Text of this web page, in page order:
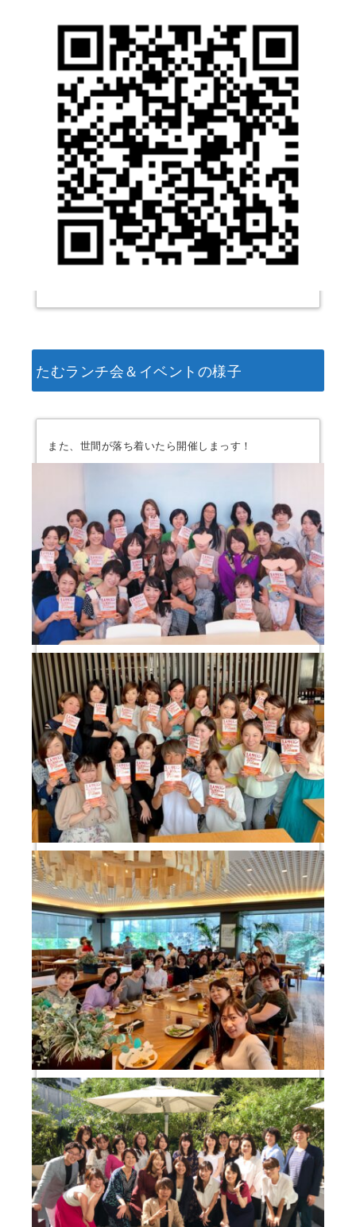
たむランチ会＆イベントの様子
また、世間が落ち着いたら開催しまっす！